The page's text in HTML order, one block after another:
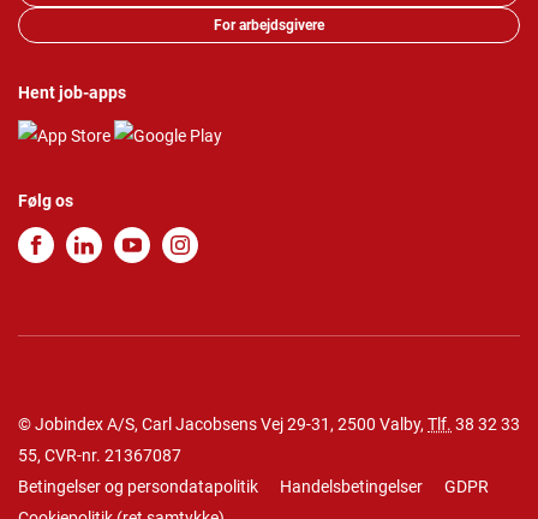
For arbejdsgivere
Hent job-apps
Følg os
© Jobindex A/S, Carl Jacobsens Vej 29-31, 2500 Valby, Tlf. 38 32 33
55, CVR-nr. 21367087
Betingelser og persondatapolitik
Handelsbetingelser
GDPR